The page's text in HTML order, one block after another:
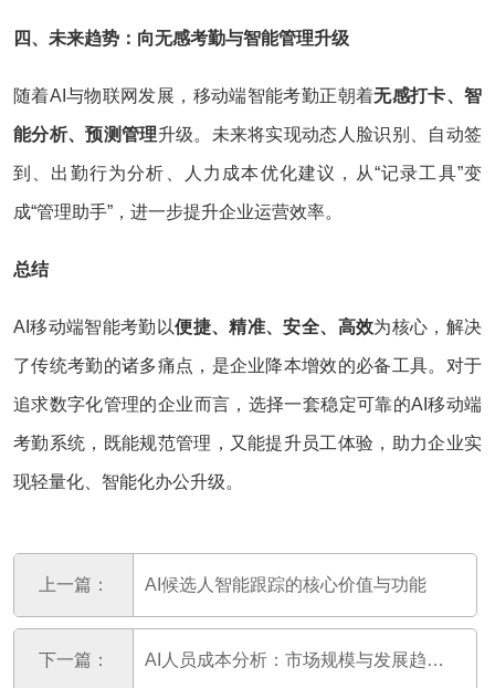
四、未来趋势：向无感考勤与智能管理升级
随着AI与物联网发展，移动端智能考勤正朝着无感打卡、智
能分析、预测管理升级。未来将实现动态人脸识别、自动签
到、出勤行为分析、人力成本优化建议，从“记录工具”变
成“管理助手”，进一步提升企业运营效率。
总结
AI移动端智能考勤以便捷、精准、安全、高效为核心，解决
了传统考勤的诸多痛点，是企业降本增效的必备工具。对于
追求数字化管理的企业而言，选择一套稳定可靠的AI移动端
考勤系统，既能规范管理，又能提升员工体验，助力企业实
现轻量化、智能化办公升级。
上一篇： AI候选人智能跟踪的核心价值与功能
下一篇： AI人员成本分析：市场规模与发展趋势（2026-2030）